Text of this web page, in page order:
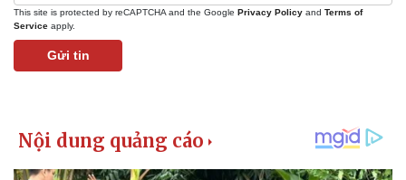
This site is protected by reCAPTCHA and the Google Privacy Policy and Terms of
Service apply.
Gửi tin